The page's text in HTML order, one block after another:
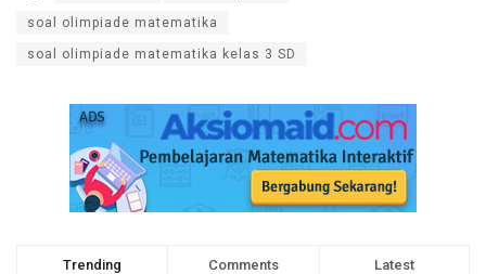
soal olimpiade matematika
soal olimpiade matematika kelas 3 SD
Trending Comments Latest